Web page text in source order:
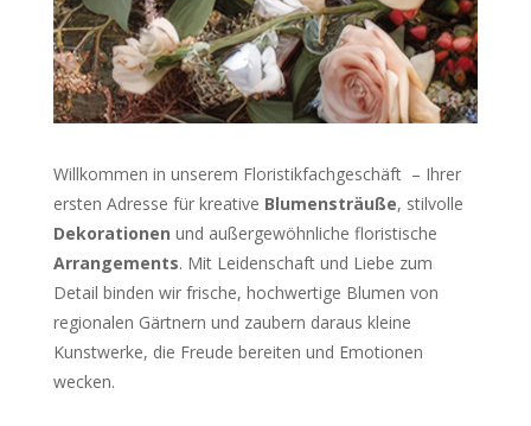
Willkommen in unserem Floristikfachgeschäft – Ihrer
ersten Adresse für kreative Blumensträuße, stilvolle
Dekorationen und außergewöhnliche floristische
Arrangements. Mit Leidenschaft und Liebe zum
Detail binden wir frische, hochwertige Blumen von
regionalen Gärtnern und zaubern daraus kleine
Kunstwerke, die Freude bereiten und Emotionen
wecken.